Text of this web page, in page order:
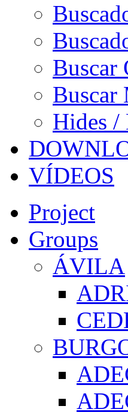
Buscar
Buscar
Hides /
VÍDEOS
Project
Groups
ÁVILA